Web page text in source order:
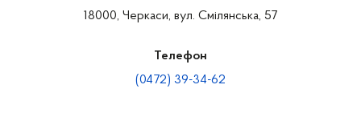
18000, Черкаси, вул. Смілянська, 57
Телефон
(0472) 39-34-62